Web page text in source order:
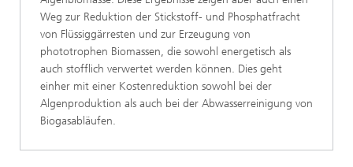
Weg zur Reduktion der Stickstoff- und Phosphatfracht
von Flüssiggärresten und zur Erzeugung von
phototrophen Biomassen, die sowohl energetisch als
auch stofflich verwertet werden können. Dies geht
einher mit einer Kostenreduktion sowohl bei der
Algenproduktion als auch bei der Abwasserreinigung von
Biogasabläufen.